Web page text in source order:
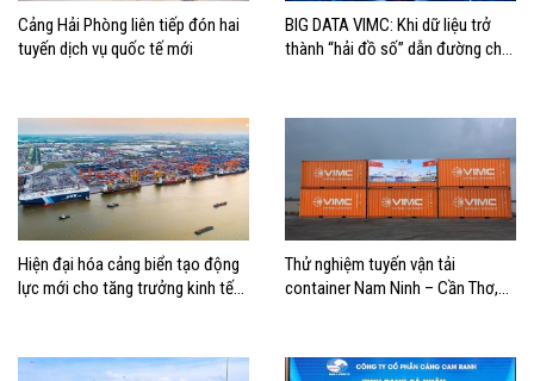
Cảng Hải Phòng liên tiếp đón hai
tuyến dịch vụ quốc tế mới
BIG DATA VIMC: Khi dữ liệu trở
thành “hải đồ số” dẫn đường cho
Hiện đại hóa cảng biển tạo động
lực mới cho tăng trưởng kinh tế
Thử nghiệm tuyến vận tải
container Nam Ninh – Cần Thơ,